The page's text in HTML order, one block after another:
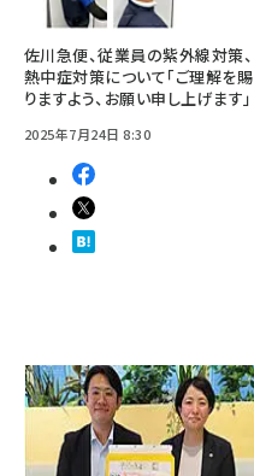
佐川急便、従業員の紫外線対策、
熱中症対策について「ご理解を賜
りますよう、お願い申し上げます」
2025年7月24日 8:30